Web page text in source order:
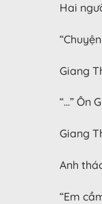
Hai
Giang
“…” Ôn
Giang
Anh
“Em